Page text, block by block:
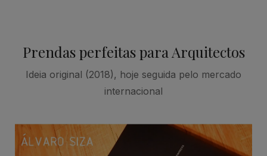
Prendas perfeitas para Arquitectos
Ideia original (2018), hoje seguida pelo mercado
internacional